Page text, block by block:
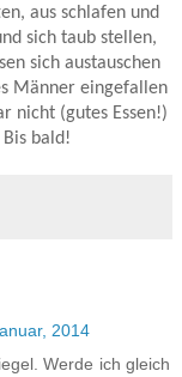
aus schlafen und
sich taub stellen,
sich austauschen
Männer eingefallen
nicht (gutes Essen!)
bald!
2014
Werde ich gleich